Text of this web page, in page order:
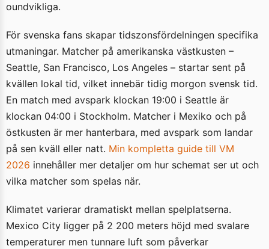
oundvikliga.
För svenska fans skapar tidszonsfördelningen specifika
utmaningar. Matcher på amerikanska västkusten –
Seattle, San Francisco, Los Angeles – startar sent på
kvällen lokal tid, vilket innebär tidig morgon svensk tid.
En match med avspark klockan 19:00 i Seattle är
klockan 04:00 i Stockholm. Matcher i Mexiko och på
östkusten är mer hanterbara, med avspark som landar
på sen kväll eller natt. Min kompletta guide till VM
2026 innehåller mer detaljer om hur schemat ser ut och
vilka matcher som spelas när.
Klimatet varierar dramatiskt mellan spelplatserna.
Mexico City ligger på 2 200 meters höjd med svalare
temperaturer men tunnare luft som påverkar